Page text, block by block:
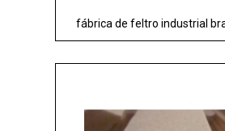
fábrica de feltro industrial